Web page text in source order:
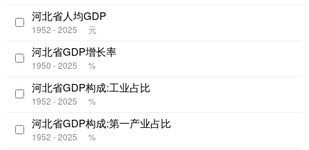
河北省人均GDP
1952 - 2025 元
河北省GDP增长率
1950 - 2025 %
河北省GDP构成:工业占比
1952 - 2025 %
河北省GDP构成:第一产业占比
1952 - 2025 %